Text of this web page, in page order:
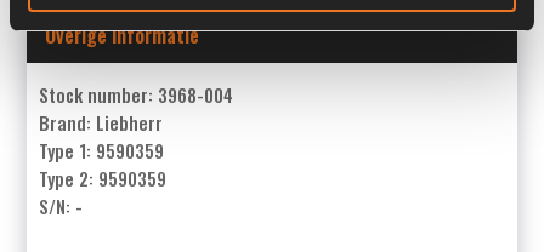
Overige informatie
Stock number: 3968-004
Brand: Liebherr
Type 1: 9590359
Type 2: 9590359
S/N: -